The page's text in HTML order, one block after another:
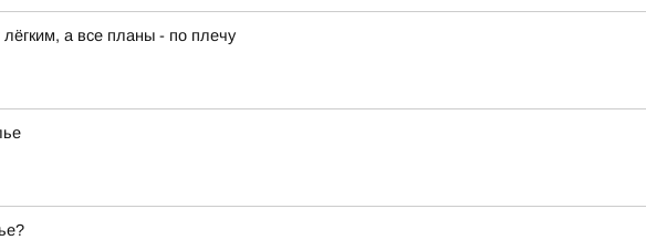
а все планы - по плечу